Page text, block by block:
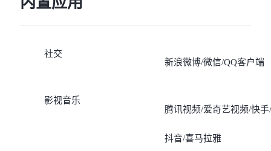
社交
新浪微博/微信/QQ客户端
影视音乐
腾讯视频/爱奇艺视频/快手/
抖音/喜马拉雅